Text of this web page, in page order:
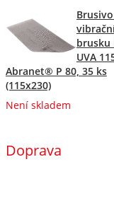
brusku
UVA
Abranet® P 80, 35 ks
(115x230)
Není skladem
Doprava